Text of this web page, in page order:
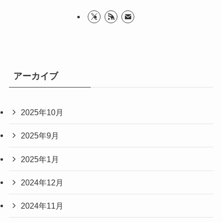
アーカイブ
2025年10月
2025年9月
2025年1月
2024年12月
2024年11月